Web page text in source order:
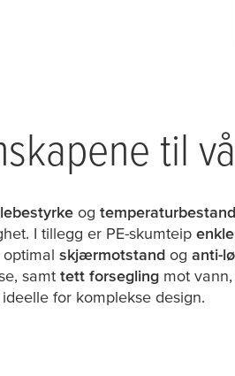
til
og
I tillegg er PE-skumteip
skjærmotstand og anti-
samt tett forsegling mot
for komplekse design.